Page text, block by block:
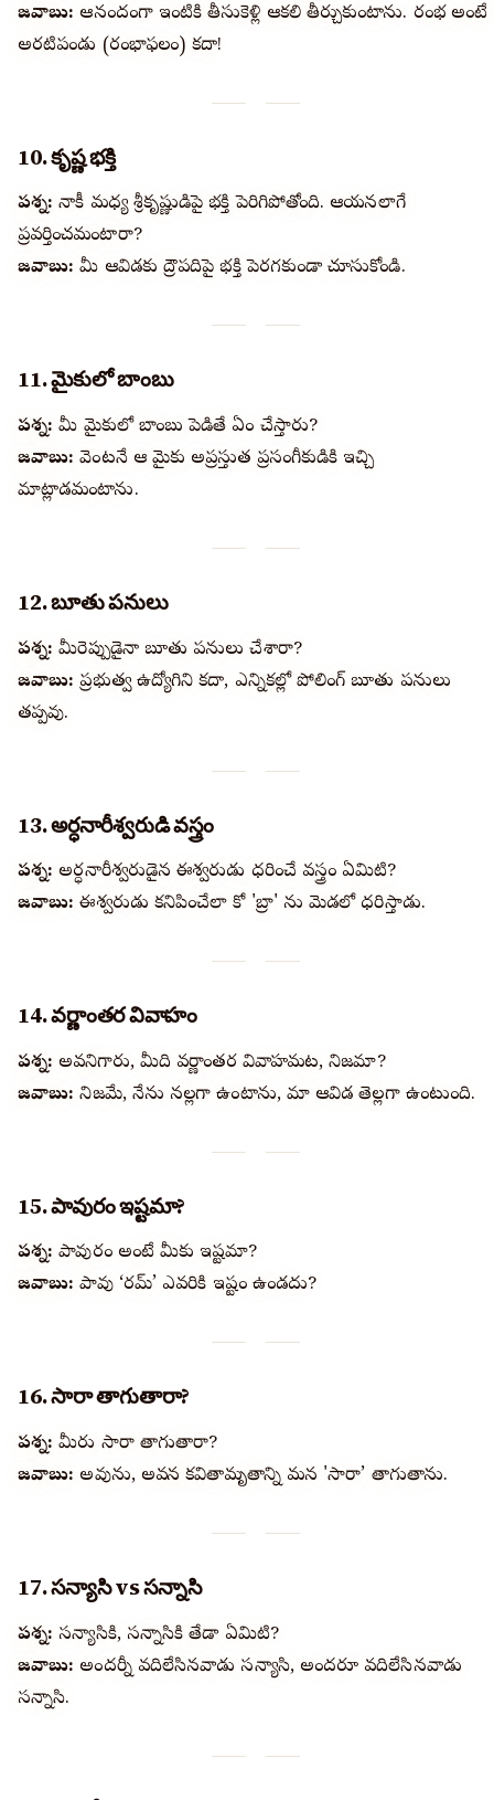
జవాబు: ఆనందంగా ఇంటికి తీసుకెళ్లి ఆకలి తీర్చుకుంటాను. రంభ అంటే
అరటిపండు (రంభాఫలం) కదా!
10. కృష్ణ భక్తి
ప్రశ్న: నాకీ మధ్య శ్రీకృష్ణుడిపై భక్తి పెరిగిపోతోంది. ఆయనలాగే
ప్రవర్తించమంటారా?
జవాబు: మీ ఆవిడకు ద్రౌపదిపై భక్తి పెరగకుండా చూసుకోండి.
11. మైకులో బాంబు
ప్రశ్న: మీ మైకులో బాంబు పెడితే ఏం చేస్తారు?
జవాబు: వెంటనే ఆ మైకు అప్రస్తుత ప్రసంగీకుడికి ఇచ్చి
మాట్లాడమంటాను.
12. బూతు పనులు
ప్రశ్న: మీరెప్పుడైనా బూతు పనులు చేశారా?
జవాబు: ప్రభుత్వ ఉద్యోగిని కదా, ఎన్నికల్లో పోలింగ్ బూతు పనులు
తప్పవు.
13. అర్ధనారీశ్వరుడి వస్త్రం
ప్రశ్న: అర్ధనారీశ్వరుడైన ఈశ్వరుడు ధరించే వస్త్రం ఏమిటి?
జవాబు: ఈశ్వరుడు కనిపించేలా కో 'బ్రా' ను మెడలో ధరిస్తాడు.
14. వర్ణాంతర వివాహం
ప్రశ్న: అవధానిగారు, మీది వర్ణాంతర వివాహమట, నిజమా?
జవాబు: నిజమే, నేను నల్లగా ఉంటాను, మా ఆవిడ తెల్లగా ఉంటుంది.
15. పావురం ఇష్టమా?
ప్రశ్న: పావురం అంటే మీకు ఇష్టమా?
జవాబు: పావు ‘రమ్’ ఎవరికి ఇష్టం ఉండదు?
16. సారా తాగుతారా?
ప్రశ్న: మీరు సారా తాగుతారా?
జవాబు: అవును, అవధాన కవితామృతాన్ని మన 'సారా’ తాగుతాను.
17. సన్యాసి vs సన్నాసి
ప్రశ్న: సన్యాసికి, సన్నాసికి తేడా ఏమిటి?
జవాబు: అందర్నీ వదిలేసినవాడు సన్యాసి, అందరూ వదిలేసినవాడు
సన్నాసి.